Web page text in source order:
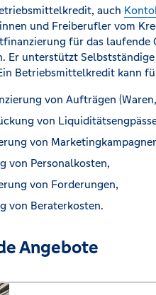
auch
und Freiberufler vom
für das laufende
Er unterstützt
Betriebsmittelkredit kann
von Aufträgen
von
von
von Personalkosten,
von Forderungen,
von Beraterkosten.
Angebote